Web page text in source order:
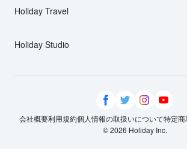
Holiday Travel
Holiday Studio
会社概要利用規約個人情報の取扱いについて特定
© 2026 Holiday Inc.